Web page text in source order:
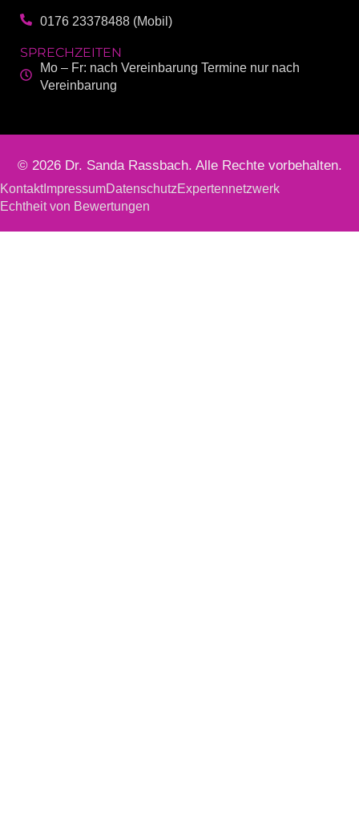
0176 23378488 (Mobil)
SPRECHZEITEN
Mo – Fr: nach Vereinbarung Termine nur nach
Vereinbarung
© 2026 Dr. Sanda Rassbach. Alle Rechte vorbehalten.
KontaktImpressumDatenschutzExpertennetzwerk
Echtheit von Bewertungen